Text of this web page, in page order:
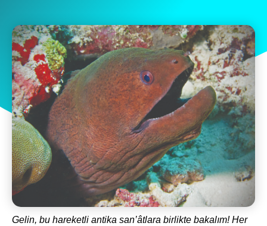
Gelin, bu hareketli antika san’âtlara birlikte bakalım! Her